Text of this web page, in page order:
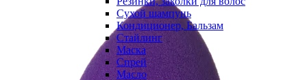
Сухой шампунь
Кондиционер, Бальзам
Стайлинг
Маска
Спрей
Масло